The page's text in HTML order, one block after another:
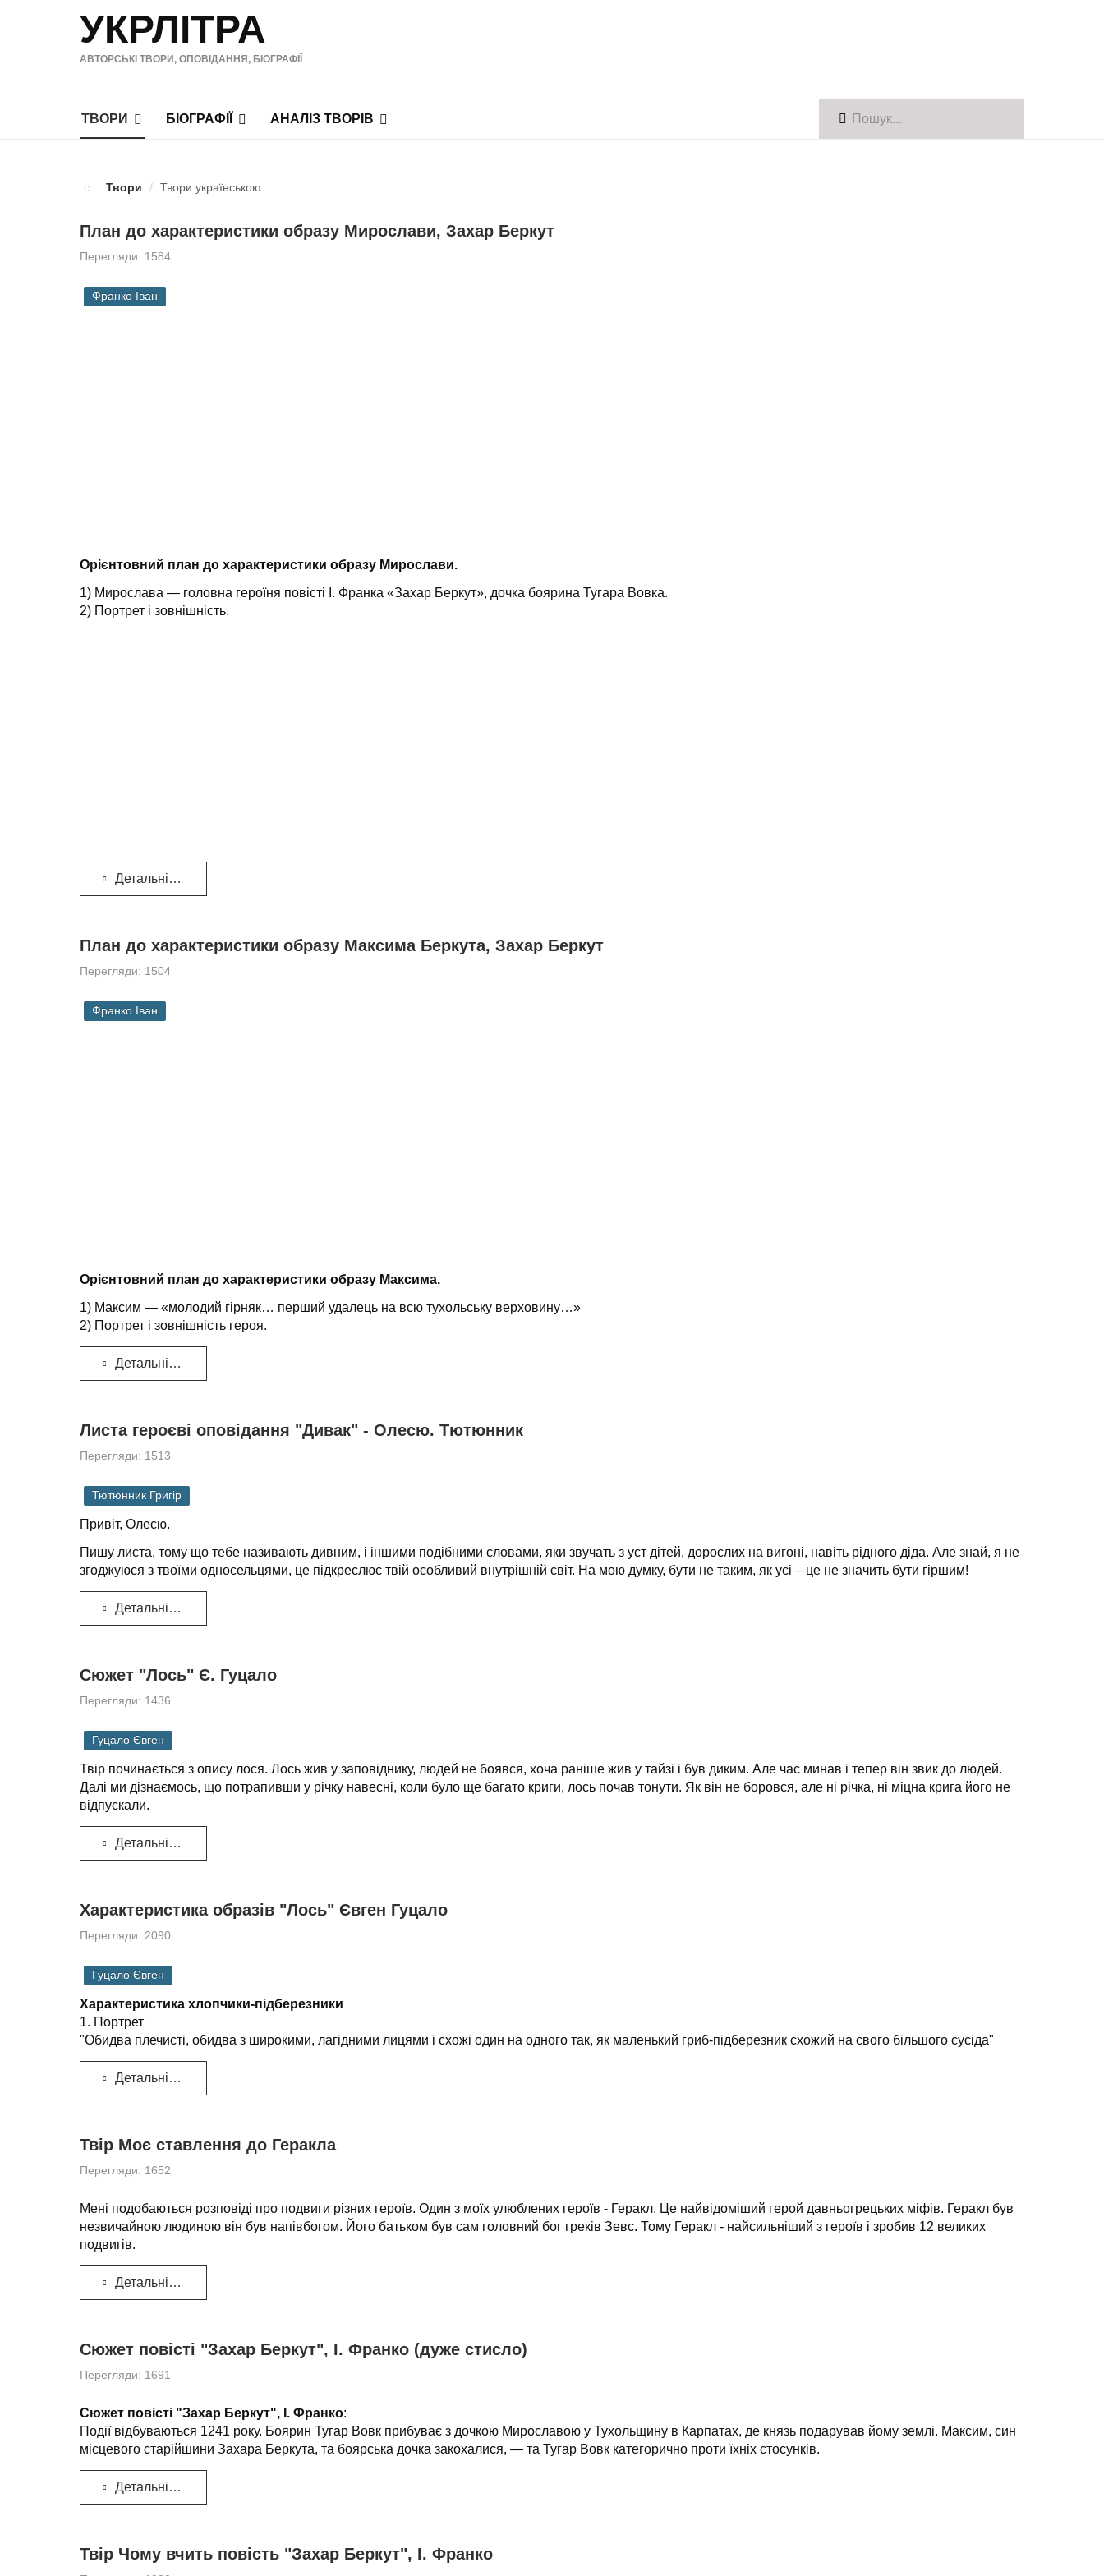
УКРЛІТРА
АВТОРСЬКІ ТВОРИ, ОПОВІДАННЯ, БІОГРАФІЇ
ТВОРИ БІОГРАФІЇ АНАЛІЗ ТВОРІВ
Твори / Твори українською
План до характеристики образу Мирослави, Захар Беркут
Перегляди: 1584
Франко Іван
Орієнтовний план до характеристики образу Мирослави.
1) Мирослава — головна героїня повісті І. Франка «Захар Беркут», дочка боярина Тугара Вовка.
2) Портрет і зовнішність.
Детальніше...
План до характеристики образу Максима Беркута, Захар Беркут
Перегляди: 1504
Франко Іван
Орієнтовний план до характеристики образу Максима.
1) Максим — «молодий гірняк… перший удалець на всю тухольську верховину…»
2) Портрет і зовнішність героя.
Детальніше...
Листа героєві оповідання "Дивак" - Олесю. Тютюнник
Перегляди: 1513
Тютюнник Григір
Привіт, Олесю.
Пишу листа, тому що тебе називають дивним, і іншими подібними словами, яки звучать з уст дітей, дорослих на вигоні, навіть рідного діда. Але знай, я не
згоджуюся з твоїми односельцями, це підкреслює твій особливий внутрішній світ. На мою думку, бути не таким, як усі – це не значить бути гіршим!
Детальніше...
Сюжет "Лось" Є. Гуцало
Перегляди: 1436
Гуцало Євген
Твір починається з опису лося. Лось жив у заповіднику, людей не боявся, хоча раніше жив у тайзі і був диким. Але час минав і тепер він звик до людей.
Далі ми дізнаємось, що потрапивши у річку навесні, коли було ще багато криги, лось почав тонути. Як він не боровся, але ні річка, ні міцна крига його не
відпускали.
Детальніше...
Характеристика образів "Лось" Євген Гуцало
Перегляди: 2090
Гуцало Євген
Характеристика хлопчики-підберезники
1. Портрет
"Обидва плечисті, обидва з широкими, лагідними лицями і схожі один на одного так, як маленький гриб-підберезник схожий на свого більшого сусіда"
Детальніше...
Твір Моє ставлення до Геракла
Перегляди: 1652
Мені подобаються розповіді про подвиги різних героїв. Один з моїх улюблених героїв - Геракл. Це найвідоміший герой давньогрецьких міфів. Геракл був
незвичайною людиною він був напівбогом. Його батьком був сам головний бог греків Зевс. Тому Геракл - найсильніший з героїв і зробив 12 великих
подвигів.
Детальніше...
Сюжет повісті "Захар Беркут", І. Франко (дуже стисло)
Перегляди: 1691
Сюжет повісті "Захар Беркут", І. Франко:
Події відбуваються 1241 року. Боярин Тугар Вовк прибуває з дочкою Мирославою у Тухольщину в Карпатах, де князь подарував йому землі. Максим, син
місцевого старійшини Захара Беркута, та боярська дочка закохалися, — та Тугар Вовк категорично проти їхніх стосунків.
Детальніше...
Твір Чому вчить повість "Захар Беркут", І. Франко